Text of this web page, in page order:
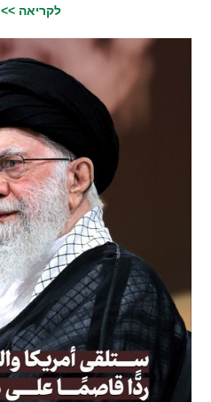
לקריאה >>